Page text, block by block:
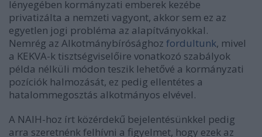
lényegében kormányzati emberek kezébe
privatizálta a nemzeti vagyont, akkor sem ez az
egyetlen jogi probléma az alapítványokkal.
Nemrég az Alkotmánybírósághoz fordultunk, mivel
a KEKVA-k tisztségviselőire vonatkozó szabályok
példa nélküli módon teszik lehetővé a kormányzati
pozíciók halmozását, ez pedig ellentétes a
hatalommegosztás alkotmányos elvével.
A NAIH-hoz írt közérdekű bejelentésünkkel pedig
arra szeretnénk felhívni a figyelmet, hogy ezek az